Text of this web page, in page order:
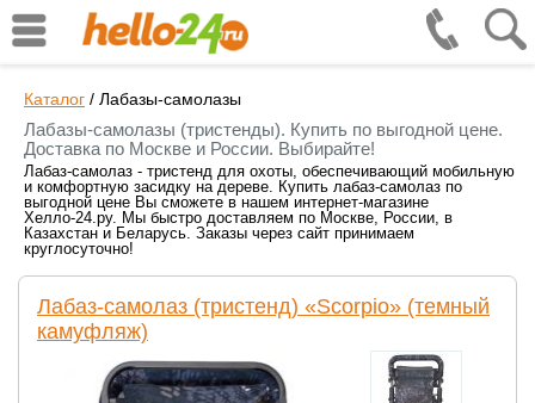
Каталог / Лабазы-самолазы
Лабазы-самолазы (тристенды). Купить по выгодной цене.
Доставка по Москве и России. Выбирайте!
Лабаз-самолаз - тристенд для охоты, обеспечивающий мобильную
и комфортную засидку на дереве. Купить лабаз-самолаз по
выгодной цене Вы сможете в нашем интернет-магазине
Хелло-24.ру. Мы быстро доставляем по Москве, России, в
Казахстан и Беларусь. Заказы через сайт принимаем
круглосуточно!
Лабаз-самолаз (тристенд) «Scorpio» (темный
камуфляж)